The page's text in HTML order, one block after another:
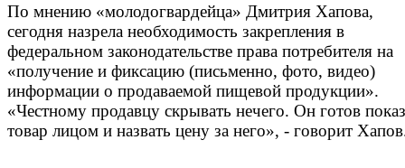
По мнению «молодогвардейца» Дмитрия Хапова,
сегодня назрела необходимость закрепления в
федеральном законодательстве права потребителя на
«получение и фиксацию (письменно, фото, видео)
информации о продаваемой пищевой продукции».
«Честному продавцу скрывать нечего. Он готов
товар лицом и назвать цену за него», - говорит